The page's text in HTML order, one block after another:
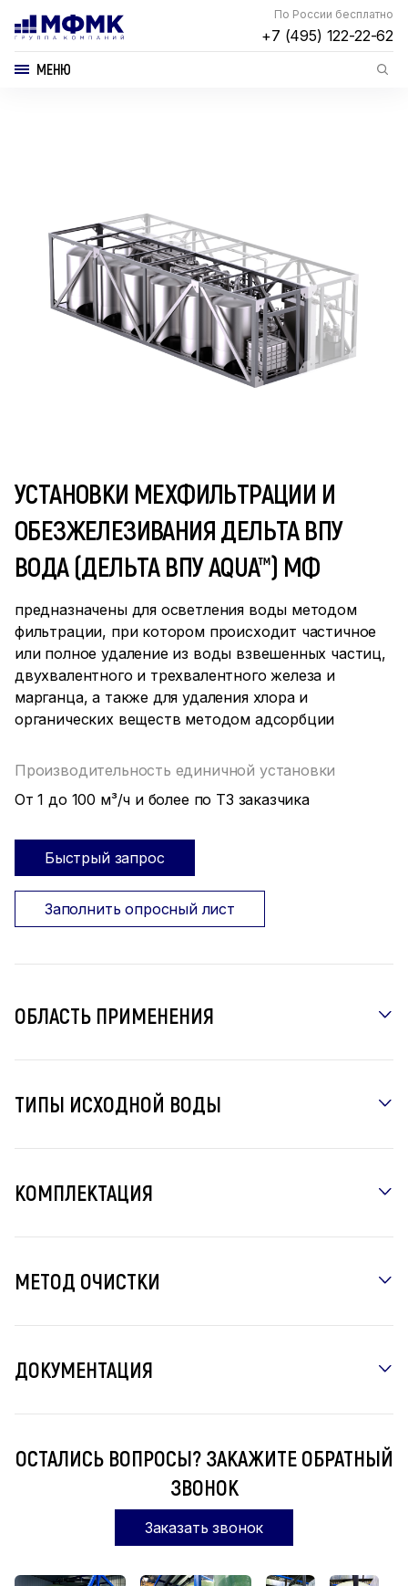
По России бесплатно
+7 (495) 122-22-62
МЕНЮ
УСТАНОВКИ МЕХФИЛЬТРАЦИИ И
ОБЕЗЖЕЛЕЗИВАНИЯ ДЕЛЬТА ВПУ
ВОДА (ДЕЛЬТА ВПУ AQUA™) МФ
предназначены для осветления воды методом
фильтрации, при котором происходит частичное
или полное удаление из воды взвешенных частиц,
двухвалентного и трехвалентного железа и
марганца, а также для удаления хлора и
органических веществ методом адсорбции
Производительность единичной установки
От 1 до 100 м³/ч и более по ТЗ заказчика
Быстрый запрос
Заполнить опросный лист
ОБЛАСТЬ ПРИМЕНЕНИЯ
ТИПЫ ИСХОДНОЙ ВОДЫ
КОМПЛЕКТАЦИЯ
МЕТОД ОЧИСТКИ
ДОКУМЕНТАЦИЯ
ОСТАЛИСЬ ВОПРОСЫ? ЗАКАЖИТЕ ОБРАТНЫЙ
ЗВОНОК
Заказать звонок